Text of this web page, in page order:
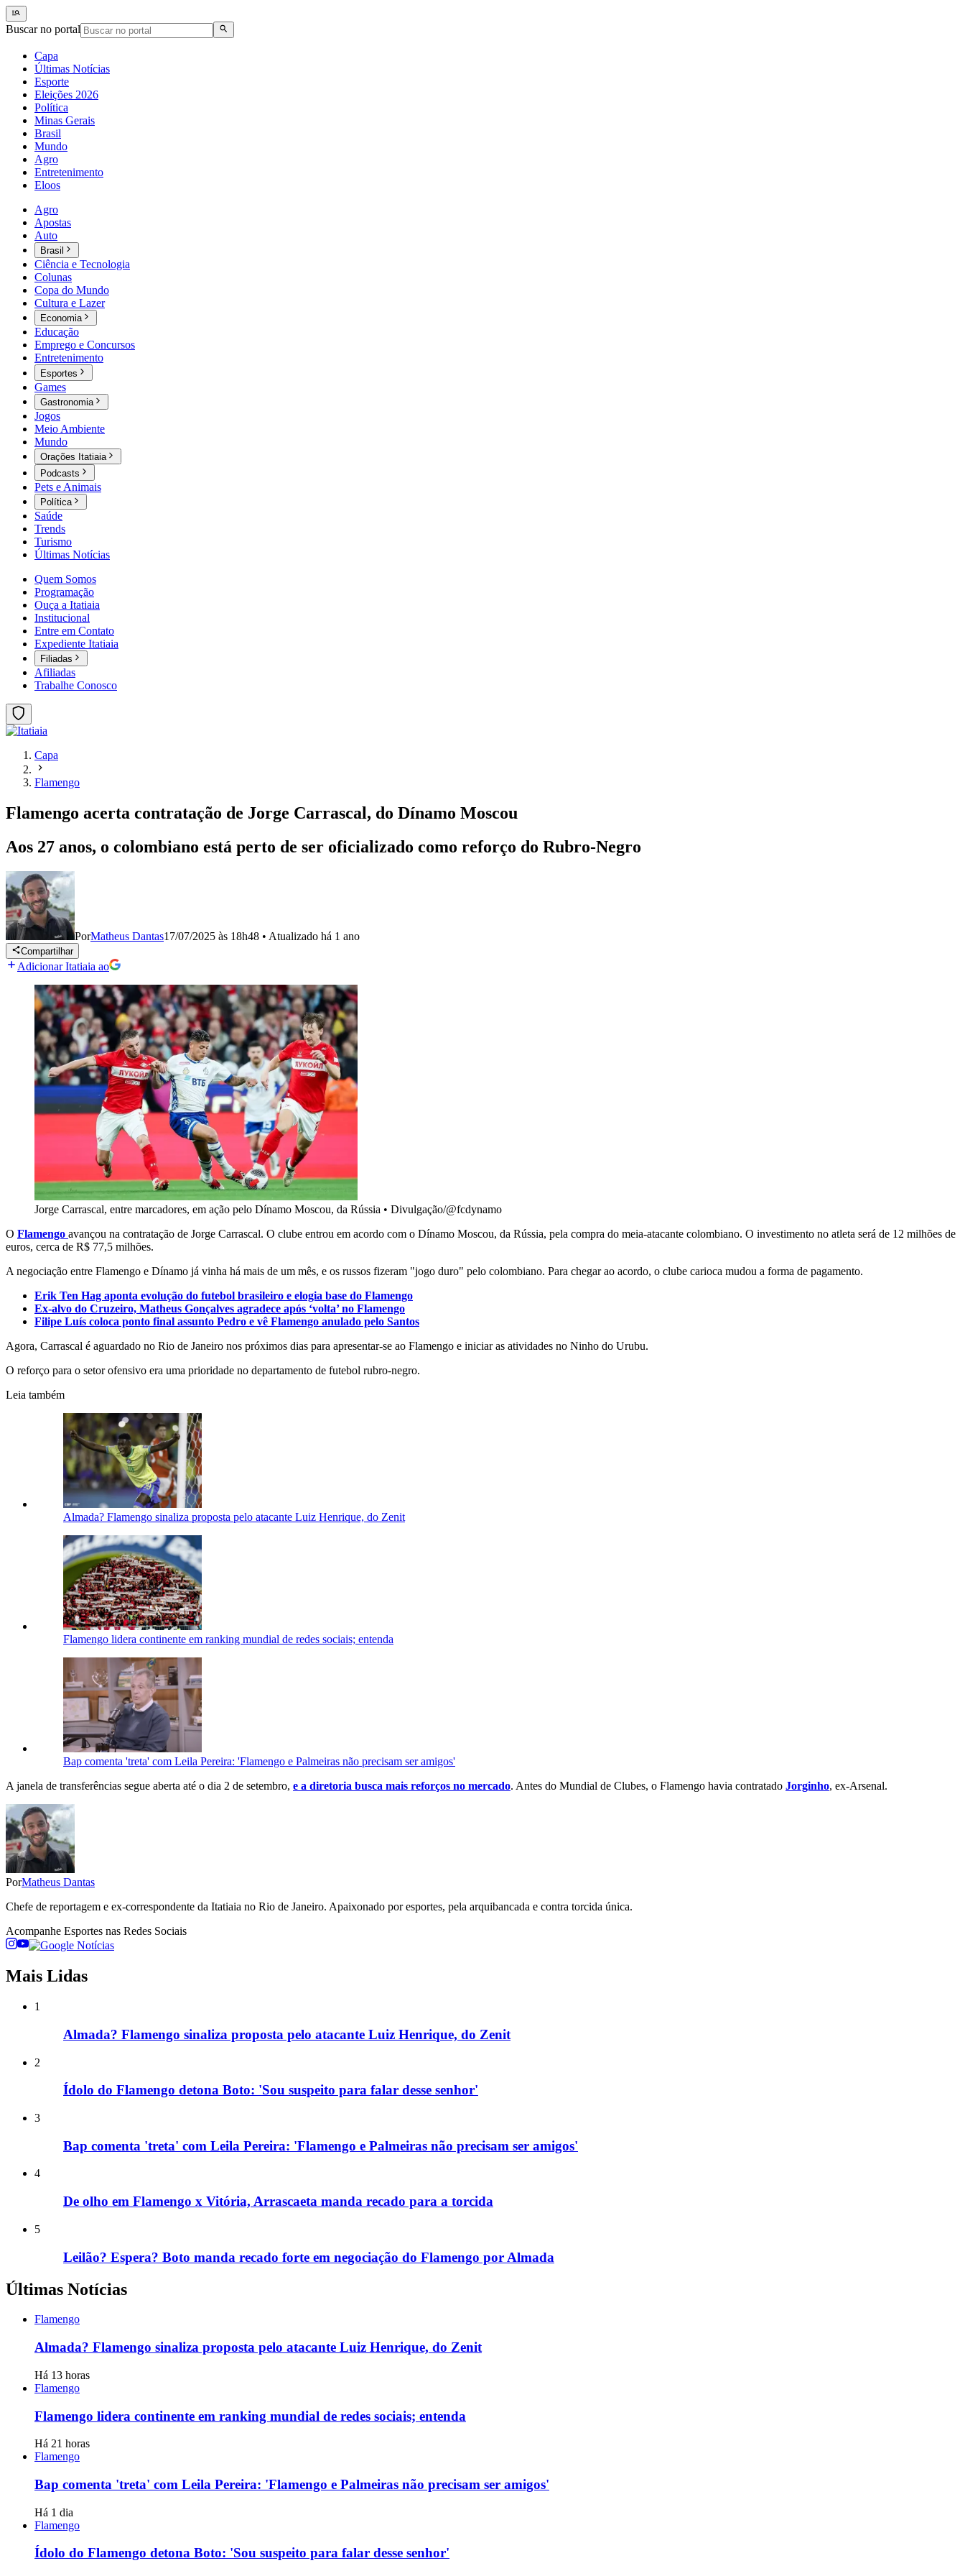
Buscar no portal
Capa
Últimas Notícias
Esporte
Eleições 2026
Política
Minas Gerais
Brasil
Mundo
Agro
Entretenimento
Eloos
Agro
Apostas
Auto
Brasil
Ciência e Tecnologia
Colunas
Copa do Mundo
Cultura e Lazer
Economia
Educação
Emprego e Concursos
Entretenimento
Esportes
Games
Gastronomia
Jogos
Meio Ambiente
Mundo
Orações Itatiaia
Podcasts
Pets e Animais
Política
Saúde
Trends
Turismo
Últimas Notícias
Quem Somos
Programação
Ouça a Itatiaia
Institucional
Entre em Contato
Expediente Itatiaia
Filiadas
Afiliadas
Trabalhe Conosco
Capa
Flamengo
Flamengo acerta contratação de Jorge Carrascal, do Dínamo Moscou
Aos 27 anos, o colombiano está perto de ser oficializado como reforço do Rubro-Negro
PorMatheus Dantas17/07/2025 às 18h48 • Atualizado há 1 ano
Compartilhar
Adicionar Itatiaia ao
Jorge Carrascal, entre marcadores, em ação pelo Dínamo Moscou, da Rússia • Divulgação/@fcdynamo
O Flamengo avançou na contratação de Jorge Carrascal. O clube entrou em acordo com o Dínamo Moscou, da Rússia, pela compra do meia-atacante colombiano. O investimento no atleta será de 12 milhões de
euros, cerca de R$ 77,5 milhões.
A negociação entre Flamengo e Dínamo já vinha há mais de um mês, e os russos fizeram "jogo duro" pelo colombiano. Para chegar ao acordo, o clube carioca mudou a forma de pagamento.
Erik Ten Hag aponta evolução do futebol brasileiro e elogia base do Flamengo
Ex-alvo do Cruzeiro, Matheus Gonçalves agradece após ‘volta’ no Flamengo
Filipe Luís coloca ponto final assunto Pedro e vê Flamengo anulado pelo Santos
Agora, Carrascal é aguardado no Rio de Janeiro nos próximos dias para apresentar-se ao Flamengo e iniciar as atividades no Ninho do Urubu.
O reforço para o setor ofensivo era uma prioridade no departamento de futebol rubro-negro.
Leia também
Almada? Flamengo sinaliza proposta pelo atacante Luiz Henrique, do Zenit
Flamengo lidera continente em ranking mundial de redes sociais; entenda
Bap comenta 'treta' com Leila Pereira: 'Flamengo e Palmeiras não precisam ser amigos'
A janela de transferências segue aberta até o dia 2 de setembro, e a diretoria busca mais reforços no mercado. Antes do Mundial de Clubes, o Flamengo havia contratado Jorginho, ex-Arsenal.
PorMatheus Dantas
Chefe de reportagem e ex-correspondente da Itatiaia no Rio de Janeiro. Apaixonado por esportes, pela arquibancada e contra torcida única.
Acompanhe Esportes nas Redes Sociais
Mais Lidas
1
Almada? Flamengo sinaliza proposta pelo atacante Luiz Henrique, do Zenit
2
Ídolo do Flamengo detona Boto: 'Sou suspeito para falar desse senhor'
3
Bap comenta 'treta' com Leila Pereira: 'Flamengo e Palmeiras não precisam ser amigos'
4
De olho em Flamengo x Vitória, Arrascaeta manda recado para a torcida
5
Leilão? Espera? Boto manda recado forte em negociação do Flamengo por Almada
Últimas Notícias
Flamengo
Almada? Flamengo sinaliza proposta pelo atacante Luiz Henrique, do Zenit
Há 13 horas
Flamengo
Flamengo lidera continente em ranking mundial de redes sociais; entenda
Há 21 horas
Flamengo
Bap comenta 'treta' com Leila Pereira: 'Flamengo e Palmeiras não precisam ser amigos'
Há 1 dia
Flamengo
Ídolo do Flamengo detona Boto: 'Sou suspeito para falar desse senhor'